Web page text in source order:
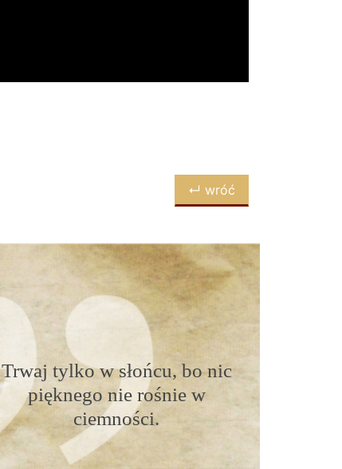
↵ wróć
Trwaj tylko w słońcu, bo nic
pięknego nie rośnie w
ciemności.